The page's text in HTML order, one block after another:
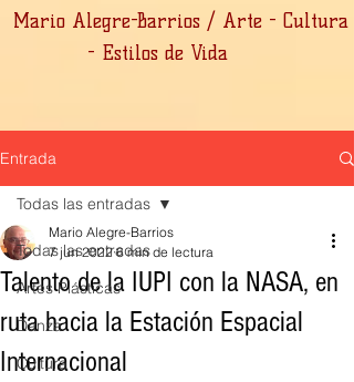
Mario Alegre-Barrios / Arte - Cultura
- Estilos de Vida
Entrada
Todas las entradas
Artes Plásticas
Danza
Cultura
Todas las entradas
Talento de la IUPI con la NASA, en
ruta hacia la Estación Espacial
Internacional
Mario Alegre-Barrios
7 jun 2022 6 min de lectura